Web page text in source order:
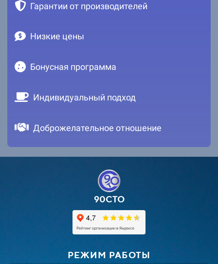
Гарантии от производителей
Низкие цены
Бонусная программа
Индивидуальный подход
Доброжелательное отношение
90СТО
РЕЖИМ РАБОТЫ